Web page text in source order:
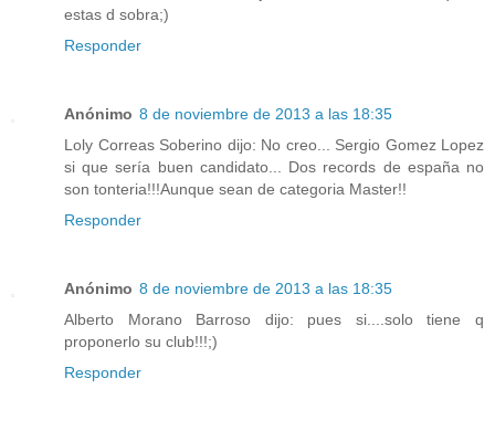
estas d sobra;)
Responder
Anónimo 8 de noviembre de 2013 a las 18:35
Loly Correas Soberino dijo: No creo... Sergio Gomez Lopez
si que sería buen candidato... Dos records de españa no
son tonteria!!!Aunque sean de categoria Master!!
Responder
Anónimo 8 de noviembre de 2013 a las 18:35
Alberto Morano Barroso dijo: pues si....solo tiene q
proponerlo su club!!!;)
Responder